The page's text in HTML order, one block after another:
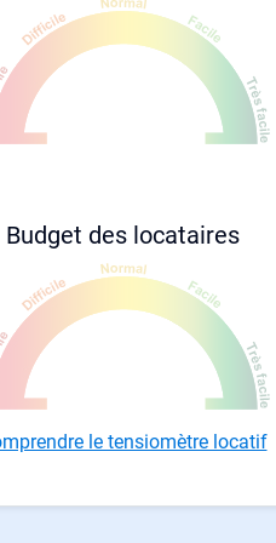
Budget des locataires
le tensiomètre locatif